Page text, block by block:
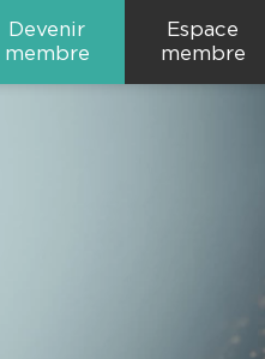
Devenir
membre
Espace
membre